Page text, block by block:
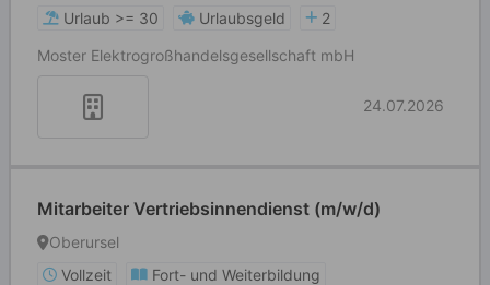
Urlaub >= 30
Urlaubsgeld
2
Moster Elektrogroßhandelsgesellschaft mbH
24.07.2026
Mitarbeiter Vertriebsinnendienst (m/w/d)
Oberursel
Vollzeit
Fort- und Weiterbildung